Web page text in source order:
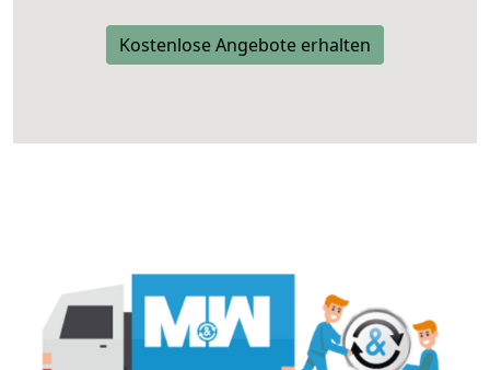
Kostenlose Angebote erhalten